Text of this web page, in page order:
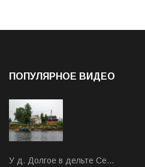
ПОПУЛЯРНОЕ ВИДЕО
У д. Долгое в дельте Се…